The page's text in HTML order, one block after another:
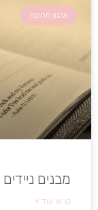
ארגון חתונה
מבנים
קראו עוד »